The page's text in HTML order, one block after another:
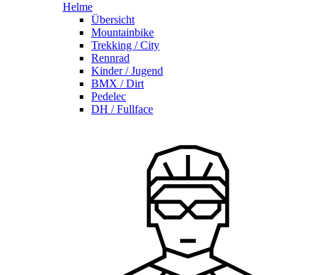
Helme
Übersicht
Mountainbike
Trekking / City
Rennrad
Kinder / Jugend
BMX / Dirt
Pedelec
DH / Fullface